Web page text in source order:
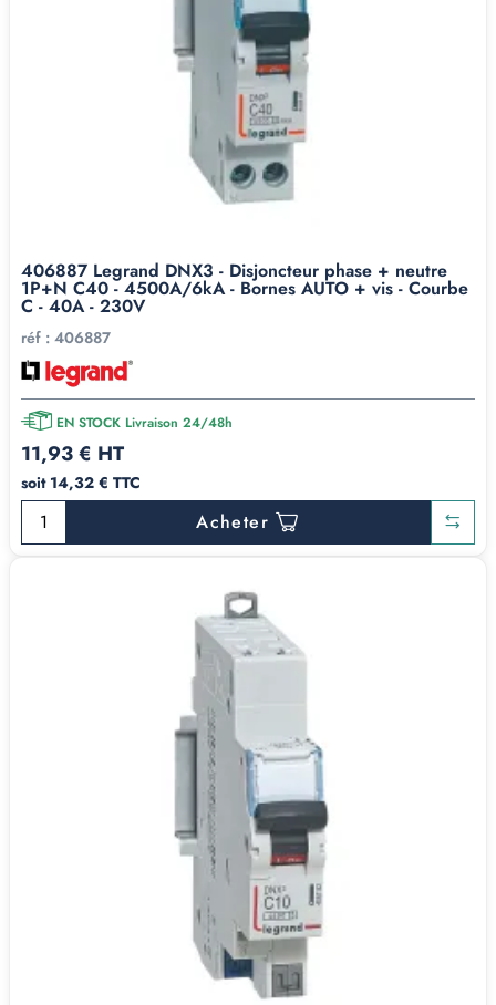
406887 Legrand DNX3 - Disjoncteur phase + neutre
1P+N C40 - 4500A/6kA - Bornes AUTO + vis - Courbe
C - 40A - 230V
réf : 406887
EN STOCK Livraison 24/48h
11,93 € HT
soit 14,32 € TTC
Acheter